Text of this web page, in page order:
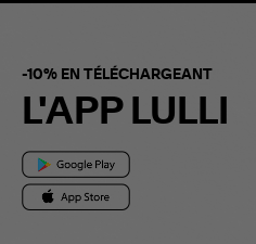
-10% EN TÉLÉCHARGEANT
L'APP LULLI